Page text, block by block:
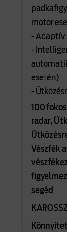
motor
- Adaptív
-
esetén)
-
100
radar,
Vészfék
segéd